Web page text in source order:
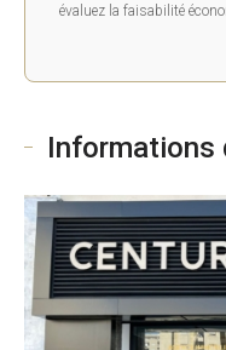
évaluez la faisabilité
Informations